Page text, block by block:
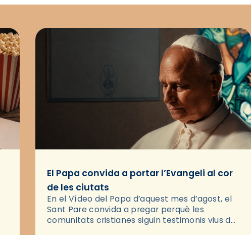
El Papa convida a portar l’Evangeli al cor
de les ciutats
En el Vídeo del Papa d’aquest mes d’agost, el
Sant Pare convida a pregar perquè les
comunitats cristianes siguin testimonis vius de